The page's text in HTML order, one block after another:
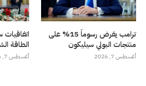
ترامب يفرض رسوماً 15% على
منتجات البولي سيليكون
أغسطس 7, 2026
الطاقة
أغسطس 7, 2026